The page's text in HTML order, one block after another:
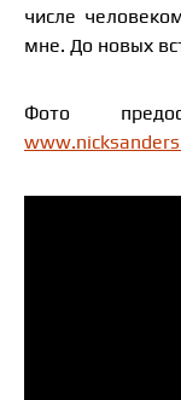
числе
мне. До новых
Фото